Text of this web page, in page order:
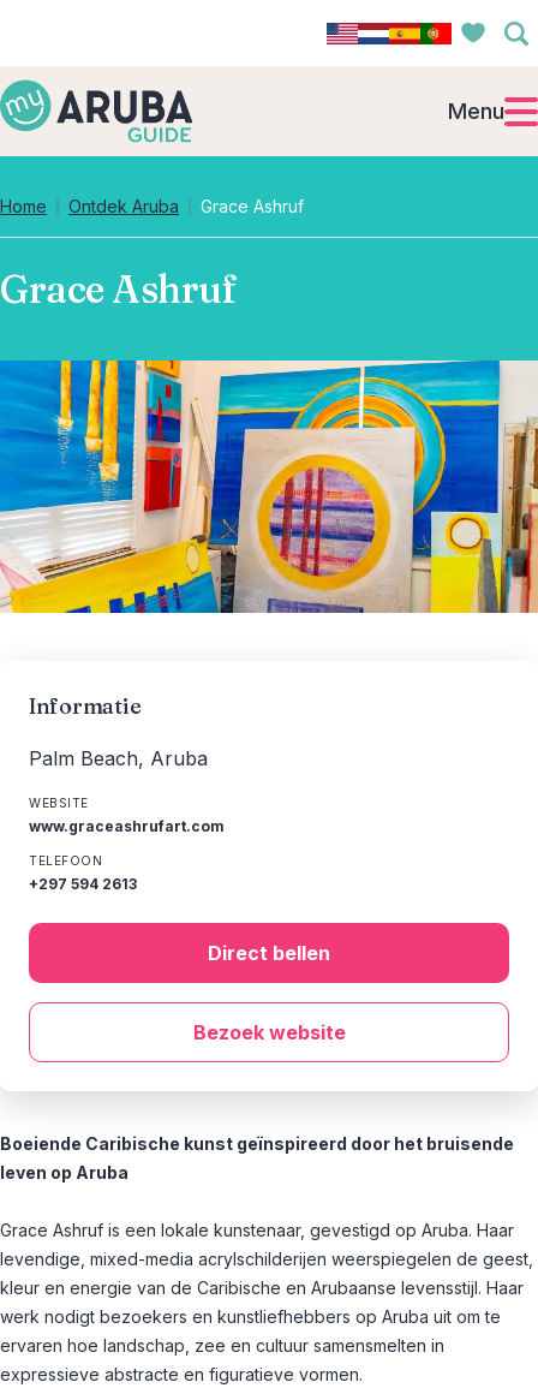
Menu
Home Ontdek Aruba Grace Ashruf
Grace Ashruf
Boeiende Caribische kunst geïnspireerd door het bruisende
leven op Aruba
Grace Ashruf is een lokale kunstenaar, gevestigd op Aruba. Haar
levendige, mixed-media acrylschilderijen weerspiegelen de geest,
kleur en energie van de Caribische en Arubaanse levensstijl. Haar
werk nodigt bezoekers en kunstliefhebbers op Aruba uit om te
ervaren hoe landschap, zee en cultuur samensmelten in
expressieve abstracte en figuratieve vormen.
Informatie
Palm Beach, Aruba
WEBSITE
www.graceashrufart.com
TELEFOON
+297 594 2613
Direct bellen
Bezoek website